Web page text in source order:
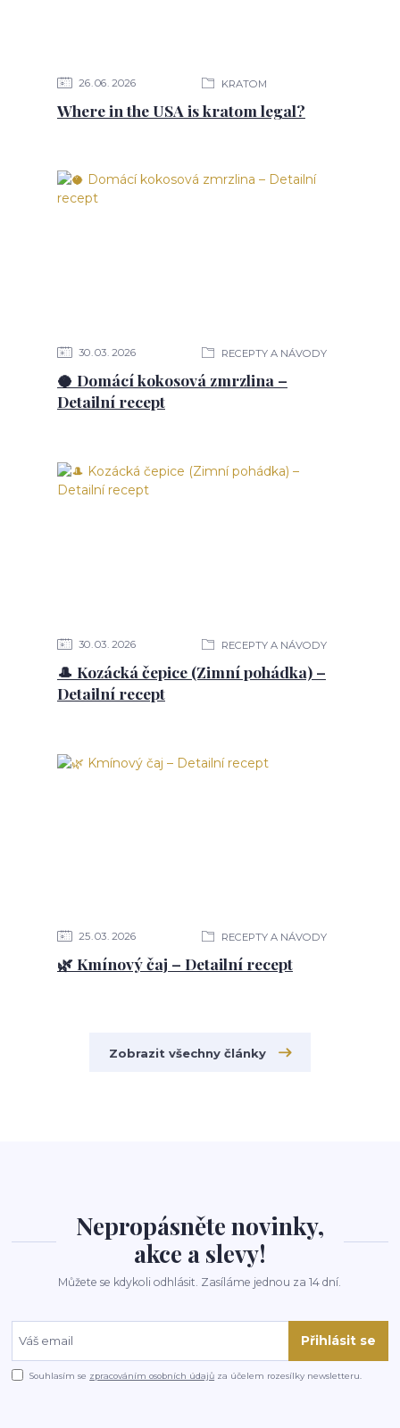
26 06 2026 KRATOM
Where in the USA is kratom legal?
30 03 2026 RECEPTY A NÁVODY
🥥 Domácí kokosová zmrzlina –
Detailní recept
30 03 2026 RECEPTY A NÁVODY
🎩 Kozácká čepice (Zimní pohádka) –
Detailní recept
25 03 2026 RECEPTY A NÁVODY
🌿 Kmínový čaj – Detailní recept
Zobrazit všechny články
Nepropásněte novinky,
akce a slevy!
Můžete se kdykoli odhlásit. Zasíláme jednou za 14 dní.
Přihlásit se
Souhlasím se zpracováním osobních údajů za účelem rozesílky newsletteru.